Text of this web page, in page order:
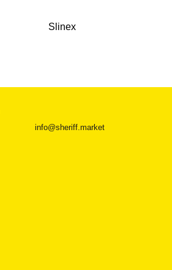
Slinex
info@sheriff.market